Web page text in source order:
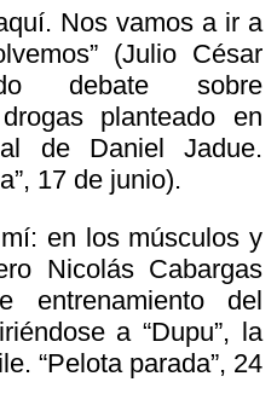
Nos vamos a ir a
(Julio César
debate sobre
planteado en
de Daniel Jadue.
17 de junio).
en los músculos y
Nicolás Cabargas
entrenamiento del
a “Dupu”, la
“Pelota parada”, 24